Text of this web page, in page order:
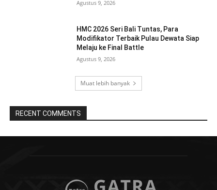
Agustus 9, 2026
HMC 2026 Seri Bali Tuntas, Para
Modifikator Terbaik Pulau Dewata Siap
Melaju ke Final Battle
Agustus 9, 2026
Muat lebih banyak
RECENT COMMENTS